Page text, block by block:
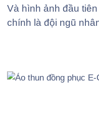
Và hình ảnh đầu
chính là đội ngũ